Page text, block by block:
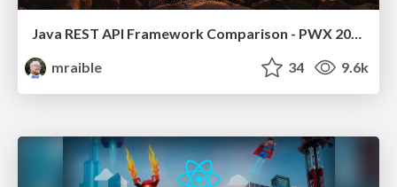
Java REST API Framework Comparison - PWX 2021
mraible
34 9.6k